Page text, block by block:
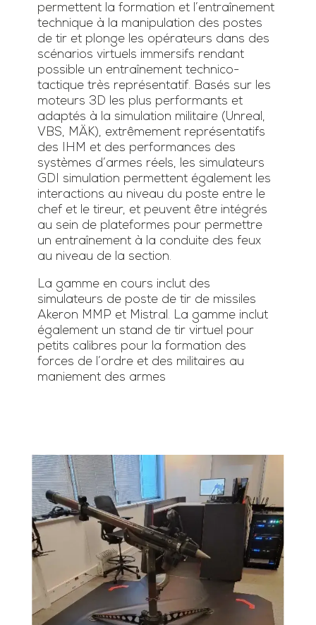
permettent la formation et l’entraînement
technique à la manipulation des postes
de tir et plonge les opérateurs dans des
scénarios virtuels immersifs rendant
possible un entraînement technico-
tactique très représentatif. Basés sur les
moteurs 3D les plus performants et
adaptés à la simulation militaire (Unreal,
VBS, MÄK), extrêmement représentatifs
des IHM et des performances des
systèmes d’armes réels, les simulateurs
GDI simulation permettent également les
interactions au niveau du poste entre le
chef et le tireur, et peuvent être intégrés
au sein de plateformes pour permettre
un entraînement à la conduite des feux
au niveau de la section.
La gamme en cours inclut des
simulateurs de poste de tir de missiles
Akeron MMP et Mistral. La gamme inclut
également un stand de tir virtuel pour
petits calibres pour la formation des
forces de l’ordre et des militaires au
maniement des armes